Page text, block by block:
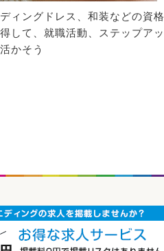
ィングドレス、和装などの資格
して、就職活動、ステップアッ
かそう